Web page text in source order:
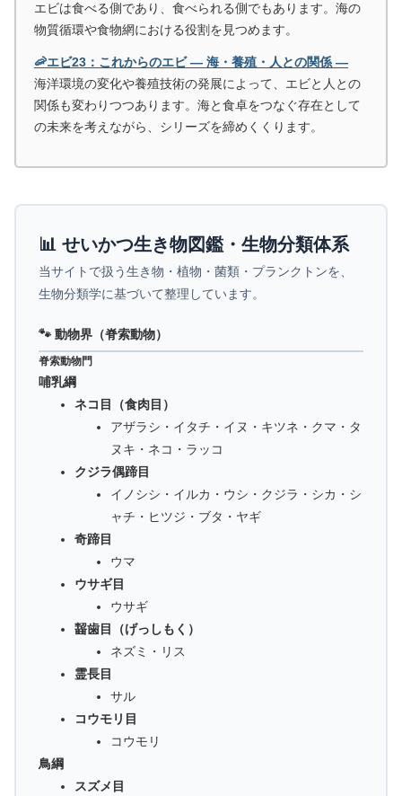
エビは食べる側であり、食べられる側でもあります。海の
物質循環や食物網における役割を見つめます。
🦐エビ23：これからのエビ ― 海・養殖・人との関係 ―
海洋環境の変化や養殖技術の発展によって、エビと人との
関係も変わりつつあります。海と食卓をつなぐ存在として
の未来を考えながら、シリーズを締めくくります。
📊 せいかつ生き物図鑑・生物分類体系
当サイトで扱う生き物・植物・菌類・プランクトンを、
生物分類学に基づいて整理しています。
🐾 動物界（脊索動物）
脊索動物門
哺乳綱
ネコ目（食肉目）
アザラシ・イタチ・イヌ・キツネ・クマ・タ
ヌキ・ネコ・ラッコ
クジラ偶蹄目
イノシシ・イルカ・ウシ・クジラ・シカ・シ
ャチ・ヒツジ・ブタ・ヤギ
奇蹄目
ウマ
ウサギ目
ウサギ
齧歯目（げっしもく）
ネズミ・リス
霊長目
サル
コウモリ目
コウモリ
鳥綱
スズメ目